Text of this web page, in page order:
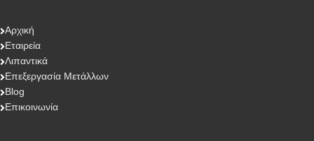
Αρχική
Εταιρεία
Λιπαντικά
Επεξεργασία Μετάλλων
Blog
Επικοινωνία